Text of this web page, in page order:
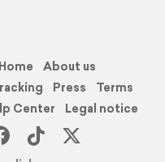
Home
About us
Press
Terms
Center
Legal notice